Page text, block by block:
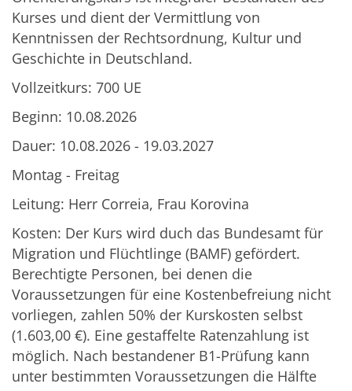
Kurses und dient der Vermittlung von
Kenntnissen der Rechtsordnung, Kultur und
Geschichte in Deutschland.
Vollzeitkurs: 700 UE
Beginn: 10.08.2026
Dauer: 10.08.2026 - 19.03.2027
Montag - Freitag
Leitung: Herr Correia, Frau Korovina
Kosten: Der Kurs wird duch das Bundesamt für
Migration und Flüchtlinge (BAMF) gefördert.
Berechtigte Personen, bei denen die
Voraussetzungen für eine Kostenbefreiung nicht
vorliegen, zahlen 50% der Kurskosten selbst
(1.603,00 €). Eine gestaffelte Ratenzahlung ist
möglich. Nach bestandener B1-Prüfung kann
unter bestimmten Voraussetzungen die Hälfte